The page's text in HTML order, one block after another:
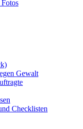
Gewalt
Checklisten